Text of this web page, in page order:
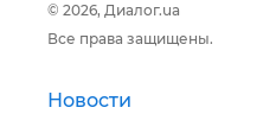
© 2026, Диалог.ua
Все права защищены.
Новости